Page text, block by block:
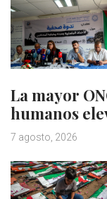
La mayor
humanos
7 agosto, 2026